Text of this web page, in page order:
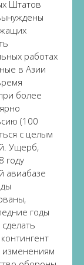
Штатов
работах
в Азии
более
(100
с целым
Ущерб,
году
авиабазе
годы
изменениям